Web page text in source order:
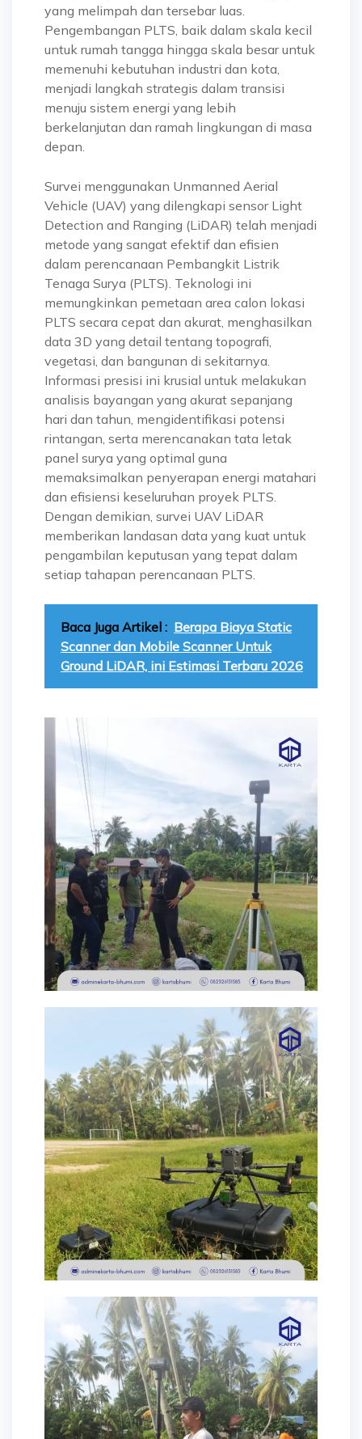
yang melimpah dan tersebar luas.
Pengembangan PLTS, baik dalam skala kecil
untuk rumah tangga hingga skala besar untuk
memenuhi kebutuhan industri dan kota,
menjadi langkah strategis dalam transisi
menuju sistem energi yang lebih
berkelanjutan dan ramah lingkungan di masa
depan.
Survei menggunakan Unmanned Aerial
Vehicle (UAV) yang dilengkapi sensor Light
Detection and Ranging (LiDAR) telah menjadi
metode yang sangat efektif dan efisien
dalam perencanaan Pembangkit Listrik
Tenaga Surya (PLTS). Teknologi ini
memungkinkan pemetaan area calon lokasi
PLTS secara cepat dan akurat, menghasilkan
data 3D yang detail tentang topografi,
vegetasi, dan bangunan di sekitarnya.
Informasi presisi ini krusial untuk melakukan
analisis bayangan yang akurat sepanjang
hari dan tahun, mengidentifikasi potensi
rintangan, serta merencanakan tata letak
panel surya yang optimal guna
memaksimalkan penyerapan energi matahari
dan efisiensi keseluruhan proyek PLTS.
Dengan demikian, survei UAV LiDAR
memberikan landasan data yang kuat untuk
pengambilan keputusan yang tepat dalam
setiap tahapan perencanaan PLTS.
Baca Juga Artikel : Berapa Biaya Static
Scanner dan Mobile Scanner Untuk
Ground LiDAR, ini Estimasi Terbaru 2026